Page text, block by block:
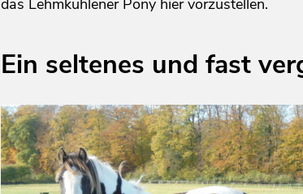
das Lehmkuhlener Pony hier vorzustellen.
Ein seltenes und fast